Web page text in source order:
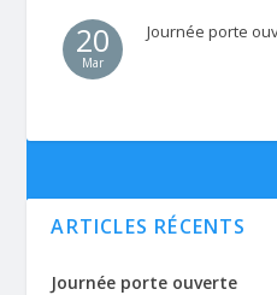
20
Mar
Journée porte
ARTICLES RÉCENTS
Journée porte ouverte